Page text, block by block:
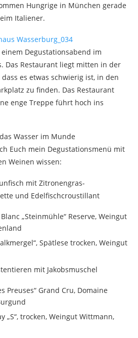
Hungrige in München gerade
Italiener.
Degustationsabend im
Das Restaurant liegt mitten in der
es etwas schwierig ist, in den
zu finden. Das Restaurant
enge Treppe führt hoch ins
Wasser im Munde
Euch mein Degustationsmenü mit
Weinen wissen:
mit Zitronengras-
und Edelfischcroustillant
„Steinmühle“ Reserve, Weingut
Spätlese trocken, Weingut
mit Jakobsmuschel
Preuses“ Grand Cru, Domaine
„S“, trocken, Weingut Wittmann,